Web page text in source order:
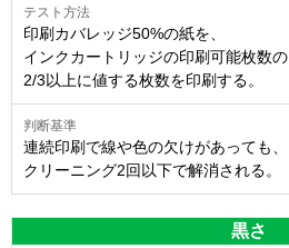
印刷カバレッジ50%の紙を、
インクカートリッジの印刷可能枚数の
2/3以上に値する枚数を印刷する。
連続印刷で線や色の欠けがあっても、
クリーニング2回以下で解消される。
黒さ